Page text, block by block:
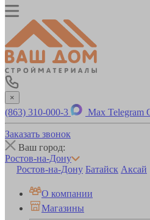
×
(863) 310-000-3 Max Telegram
Заказать звонок
Ваш город:
Ростов-на-Дону
Ростов-на-Дону Батайск Аксай
О компании
Магазины